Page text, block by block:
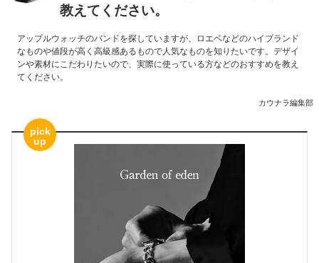
教えてください。
アップルウォッチのバンドを探していますが、ロエベなどのハイブランド
なものや値段が高く高級感あるもので人気なものを知りたいです。デザイ
ンや素材にこだわりたいので、実際に使っている方などのおすすめを教え
てください。
カウナラ編集部
pick
up